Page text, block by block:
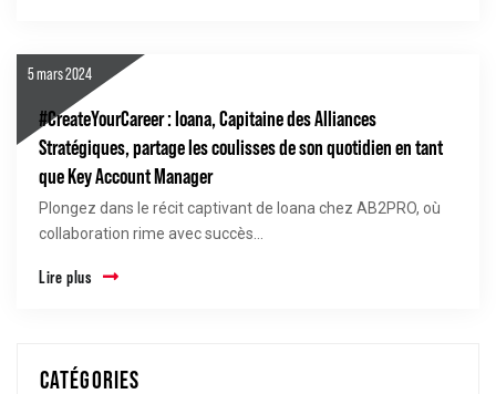
5 mars 2024
#CreateYourCareer : Ioana, Capitaine des Alliances
Stratégiques, partage les coulisses de son quotidien en tant
que Key Account Manager
Plongez dans le récit captivant de Ioana chez AB2PRO, où
collaboration rime avec succès...
Lire plus
CATÉGORIES